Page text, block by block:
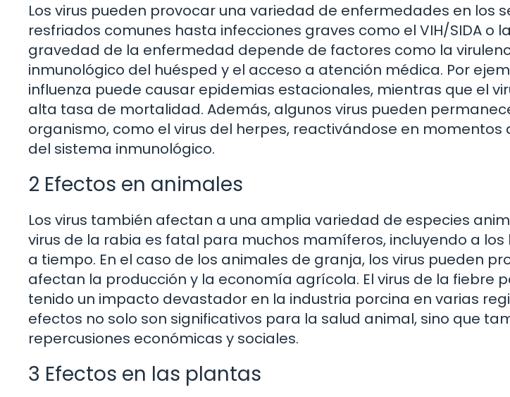
Los virus pueden provocar una variedad de enfermedades en los
resfriados comunes hasta infecciones graves como el VIH/SIDA o la
gravedad de la enfermedad depende de factores como la
inmunológico del huésped y el acceso a atención médica. Por
influenza puede causar epidemias estacionales, mientras que el
alta tasa de mortalidad. Además, algunos virus pueden
organismo, como el virus del herpes, reactivándose en momentos
del sistema inmunológico.
2 Efectos en animales
Los virus también afectan a una amplia variedad de especies
virus de la rabia es fatal para muchos mamíferos, incluyendo a los
a tiempo. En el caso de los animales de granja, los virus pueden
afectan la producción y la economía agrícola. El virus de la fiebre
tenido un impacto devastador en la industria porcina en varias
efectos no solo son significativos para la salud animal, sino que
repercusiones económicas y sociales.
3 Efectos en las plantas